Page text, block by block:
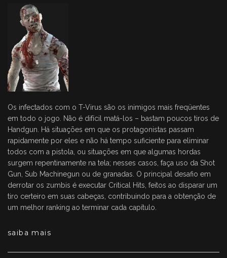
Os infectados com o T-Virus são os inimigos mais freqüentes
em todo o jogo. Não é difícil matá-los – bastam poucos tiros de
Handgun. Há situações em que os protagonistas passam
rapidamente por eles e não há tempo suficiente para eliminar
todos com a pistola, ou situações em que algumas hordas
surgem repentinamente na tela; nesses casos, faça uso da Shot
Gun, Sub Machinegun ou de granadas. O principal desafio em
derrotar os zumbis é executar Critical Hits, feitos ao disparar um
tiro certeiro em suas cabeças, contribuindo para a obtenção de
um melhor ranking ao terminar cada capítulo.
saiba mais